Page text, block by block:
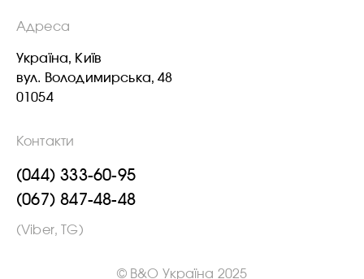
Адреса
Україна, Київ
вул. Володимирська, 48
01054
Контакти
(044) 333-60-95
(067) 847-48-48
(Viber, TG)
© B&O Україна 2025